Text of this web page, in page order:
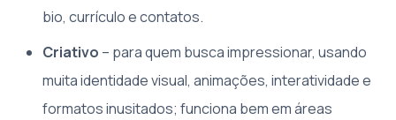
bio, currículo e contatos.
Criativo – para quem busca impressionar, usando
muita identidade visual, animações, interatividade e
formatos inusitados; funciona bem em áreas